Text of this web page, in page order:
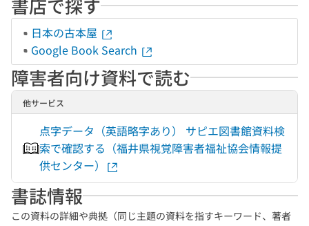
書店で探す
日本の古本屋
Google Book Search
障害者向け資料で読む
他サービス
点字データ（英語略字あり） サピエ図書館資料検
索で確認する（福井県視覚障害者福祉協会情報提
供センター）
書誌情報
この資料の詳細や典拠（同じ主題の資料を指すキーワード、著者